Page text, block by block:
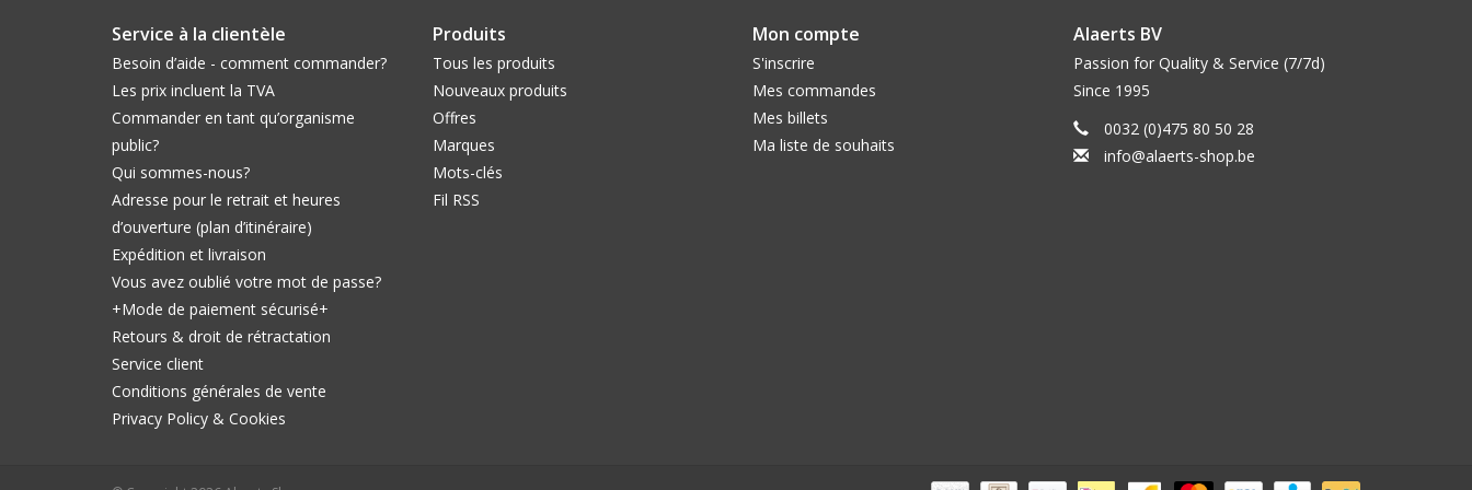
Service à la clientèle
Besoin d’aide - comment commander?
Les prix incluent la TVA
Commander en tant qu’organisme
public?
Qui sommes-nous?
Adresse pour le retrait et heures
d’ouverture (plan d’itinéraire)
Expédition et livraison
Vous avez oublié votre mot de passe?
+Mode de paiement sécurisé+
Retours & droit de rétractation
Service client
Conditions générales de vente
Privacy Policy & Cookies
Produits
Tous les produits
Nouveaux produits
Offres
Marques
Mots-clés
Fil RSS
Mon compte
S'inscrire
Mes commandes
Mes billets
Ma liste de souhaits
Alaerts BV
Passion for Quality & Service (7/7d)
Since 1995
0032 (0)475 80 50 28
info@alaerts-shop.be